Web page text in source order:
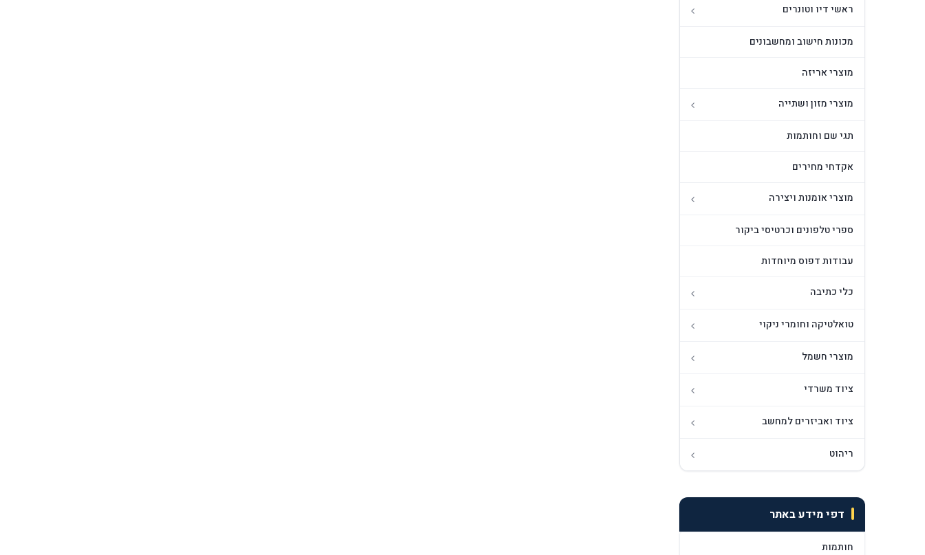
ראשי דיו וטונרים
מכונות חישוב ומחשבונים
מוצרי אריזה
מוצרי מזון ושתייה
תגי שם וחותמות
אקדחי מחירים
מוצרי אומנות ויצירה
ספרי טלפונים וכרטיסי ביקור
עבודות דפוס מיוחדות
כלי כתיבה
טואלטיקה וחומרי ניקוי
מוצרי חשמל
ציוד משרדי
ציוד ואביזרים למחשב
ריהוט
דפי מידע באתר
חותמות